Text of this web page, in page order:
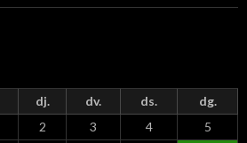
dj. dv. ds. dg.
2 3 4
5